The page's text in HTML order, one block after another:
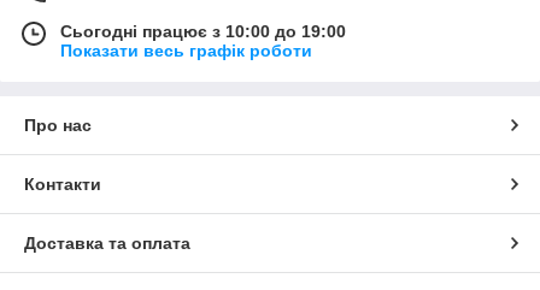
Сьогодні працює з 10:00 до 19:00
Показати весь графік роботи
Про нас
Контакти
Доставка та оплата